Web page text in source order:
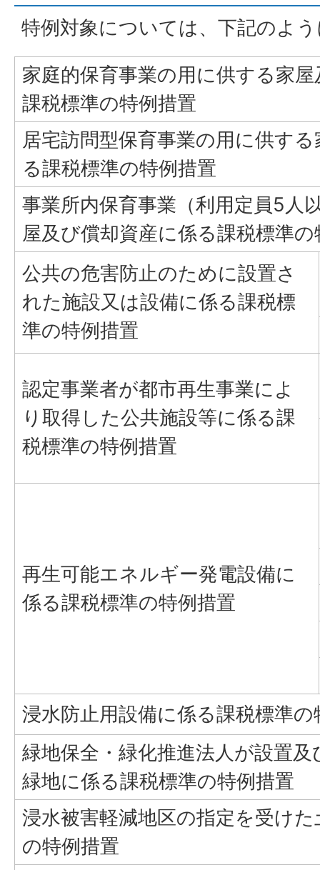
特例対象については、下記のよ
家庭的保育事業の用に供する家
課税標準の特例措置
居宅訪問型保育事業の用に供す
る課税標準の特例措置
事業所内保育事業（利用定員5人
屋及び償却資産に係る課税標準の
公共の危害防止のために設置さ
れた施設又は設備に係る課税標
準の特例措置
認定事業者が都市再生事業によ
り取得した公共施設等に係る課
税標準の特例措置
再生可能エネルギー発電設備に
係る課税標準の特例措置
浸水防止用設備に係る課税標準の
緑地保全・緑化推進法人が設置
緑地に係る課税標準の特例措置
浸水被害軽減地区の指定を受け
の特例措置